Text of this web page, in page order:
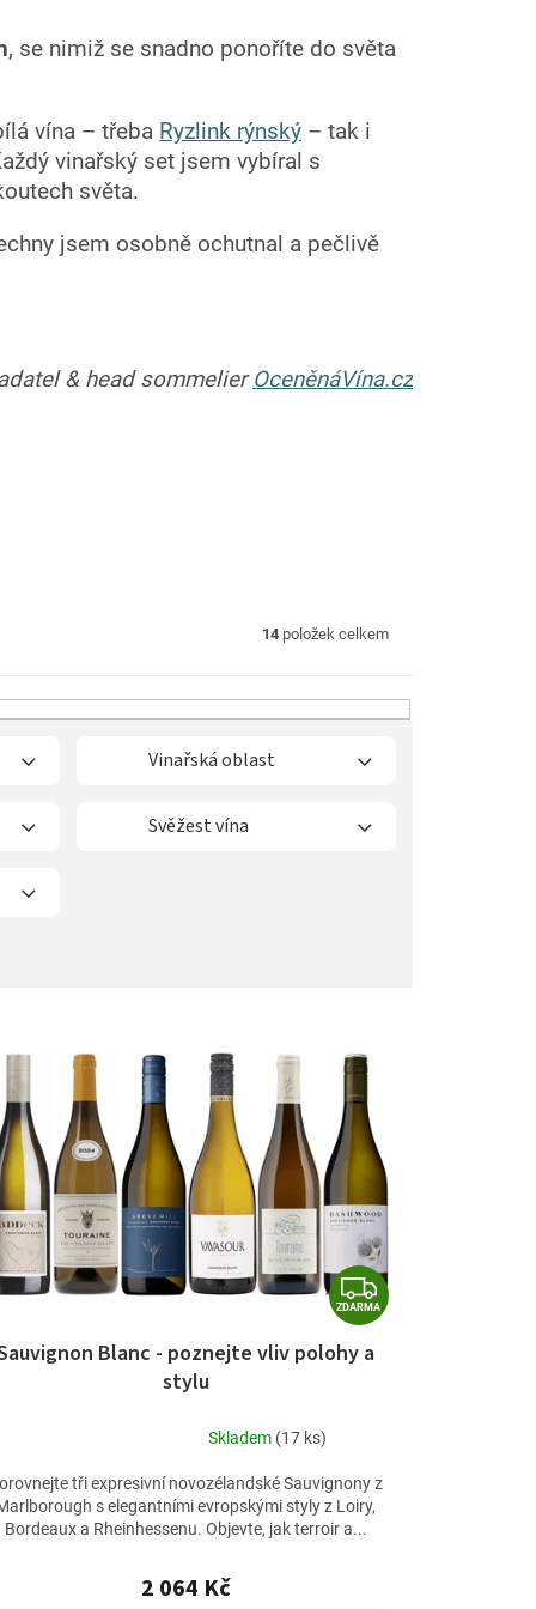
, se nimiž se snadno ponoříte do světa
vína – třeba Ryzlink rýnský – tak i
vinařský set jsem vybíral s
světa.
jsem osobně ochutnal a pečlivě
& head sommelier OceněnáVína.cz
14 položek celkem
Vinařská oblast
Svěžest vína
Z
D
ZDARMA
Blanc - poznejte vliv polohy a
stylu
hodnocení
produktu
je
Skladem (17 ks)
2 064 Kč
tři expresivní novozélandské Sauvignony z
s elegantními evropskými styly z Loiry,
Bordeaux a Rheinhessenu. Objevte, jak terroir a...